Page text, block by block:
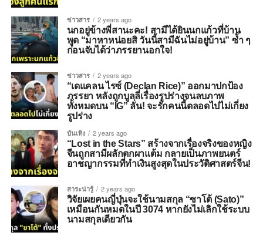
ข่าวสาร 2 years ago
นกอยู่ข้างพี่สานะคะ! สามีได้ยินนกแก้วที่บ้าน
พูด “มาหาหน่อยสิ วันนี้สามีฉันไม่อยู่บ้าน” ซ้ำ ๆ
ก่อนจับได้ว่าภรรยานอกใจ!
ข่าวสาร 2 years ago
“เดแคลน ไรซ์ (Declan Rice)” ออกมาปกป้อง
ภรรยา หลังถูกบูลลี่เรื่องรูปร่างจนลบภาพ
ทั้งหมดบน “IG” ลั่น! จะรักคนนี้ตลอดไปไม่เกี่ยง
รูปร่าง
บันเทิง 2 years ago
“Lost in the Stars” สร้างจากเรื่องจริงของหญิง
จีนถูกสามีผลักตกผาแต้ม กลายเป็นภาพยนตร์
อาชญากรรมที่ทำเงินสูงสุดในประวัติศาสตร์จีน!
สาระน่ารู้ 2 years ago
วิจัยเผยคนญี่ปุ่นจะใช้นามสกุล “ซาโต้ (Sato)”
เหมือนกันหมดในปี 3074 หากยังไม่เลิกใช้ระบบ
นามสกุลเดียวกัน